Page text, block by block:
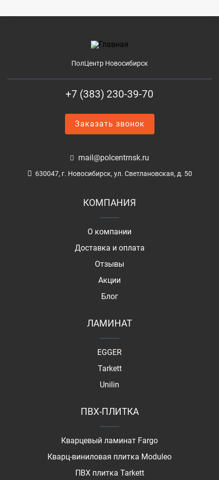
ПолЦентр Новосибирск
+7 (383) 230-39-70
Заказать звонок
mail@polcentrnsk.ru
630047, г. Новосибирск, ул. Светлановская, д. 50
КОМПАНИЯ
О компании
Доставка и оплата
Отзывы
Акции
Блог
ЛАМИНАТ
EGGER
Tarkett
Unilin
ПВХ-ПЛИТКА
Кварцевый ламинат Fargo
Кварц-виниловая плитка Moduleo
ПВХ плитка Tarkett